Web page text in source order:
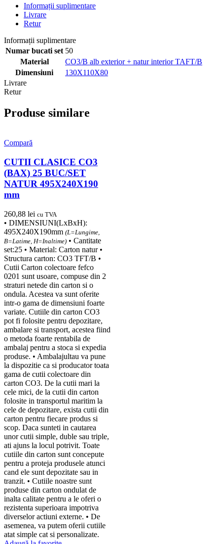
Informații suplimentare
Livrare
Retur
Informații suplimentare
Numar bucati set 50
Material
CO3/B alb exterior + natur interior TAFT/B
Dimensiuni
130X110X80
Livrare
Retur
Produse similare
Compară
CUTII CLASICE CO3
(BAX) 25 BUC/SET
NATUR 495X240X190
mm
260,88 lei cu TVA
• DIMENSIUNI(LxBxH):
495X240X190mm (L=Lungime,
B=Latime, H=Inaltime) • Cantitate
set:25 • Material: Carton natur •
Structura carton: CO3 TFT/B •
Cutii Carton colectoare fefco
0201 sunt usoare, compuse din 2
straturi netede din carton si o
ondula. Acestea va sunt oferite
intr-o gama de dimensiuni foarte
variate. Cutiile din carton CO3
pot fi folosite pentru depozitare,
ambalare si transport, acestea fiind
o metoda foarte rentabila de
ambalaj pentru a stoca si expedia
produse. • Ambalajultau va pune
la dispozitie ca si producator toata
gama de cutii colectoare din
carton CO3. De la cutii mari la
cele mici, de la cutii din carton
folosite in transportul maritim la
cele de depozitare, exista cutii din
carton pentru fiecare produs si
scop. Daca sunteti in cautarea
unor cutii simple, duble sau triple,
ati ajuns la locul potrivit. Toate
cutiile din carton sunt concepute
pentru a proteja produsele atunci
cand ele sunt depozitate sau in
tranzit. • Cutiile noastre sunt
produse din carton ondulat de
inalta calitate pentru a le oferi o
rezistenta superioara impotriva
diverselor actiuni externe. • De
asemenea, va putem oferii cutiile
atat simple cat si personalizate.